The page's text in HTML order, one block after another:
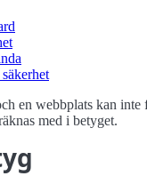
en webbplats kan inte
med i betyget.